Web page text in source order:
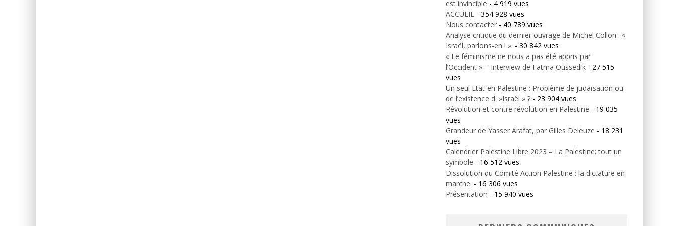
est invincible - 4 919 vues
ACCUEIL - 354 928 vues
Nous contacter - 40 789 vues
Analyse critique du dernier ouvrage de Michel Collon : «
Israël, parlons-en ! ». - 30 842 vues
« Le féminisme ne nous a pas été appris par
l’Occident » – Interview de Fatma Oussedik - 27 515
vues
Un seul Etat en Palestine : Problème de judaïsation ou
de l’existence d' »Israël » ? - 23 904 vues
Révolution et contre révolution en Palestine - 19 035
vues
Grandeur de Yasser Arafat, par Gilles Deleuze - 18 231
vues
Calendrier Palestine Libre 2023 – La Palestine: tout un
symbole - 16 512 vues
Dissolution du Comité Action Palestine : la dictature en
marche. - 16 306 vues
Présentation - 15 940 vues